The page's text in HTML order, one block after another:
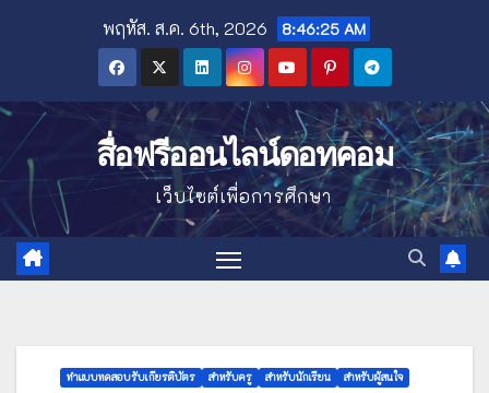
พฤหัส. ส.ค. 6th, 2026 8:46:27 AM
สื่อฟรีออนไลน์ดอทคอม
เว็บไซต์เพื่อการศึกษา
ทำแบบทดสอบรับเกียรติบัตร สำหรับครู สำหรับนักเรียน สำหรับผู้สนใจ